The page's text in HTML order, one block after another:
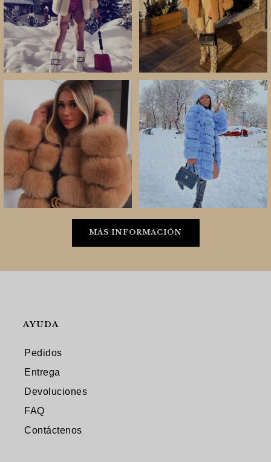
MÁS INFORMACIÓN
AYUDA
Pedidos
Entrega
Devoluciones
FAQ
Contáctenos